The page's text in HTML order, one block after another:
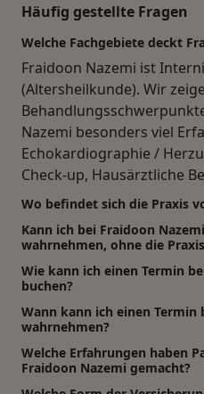
Häufig gestellte Fragen
Welche Fachgebiete deckt
Fraidoon Nazemi ist
(Altersheilkunde). Wir
Nazemi besonders viel
Echokardiographie /
Check-up, Hausärztliche
Wo befindet sich die Praxis
Kann ich bei Fraidoon
wahrnehmen, ohne die
Wie kann ich einen Termin
buchen?
Wann kann ich einen Termin
wahrnehmen?
Welche Erfahrungen haben
Fraidoon Nazemi gemacht?